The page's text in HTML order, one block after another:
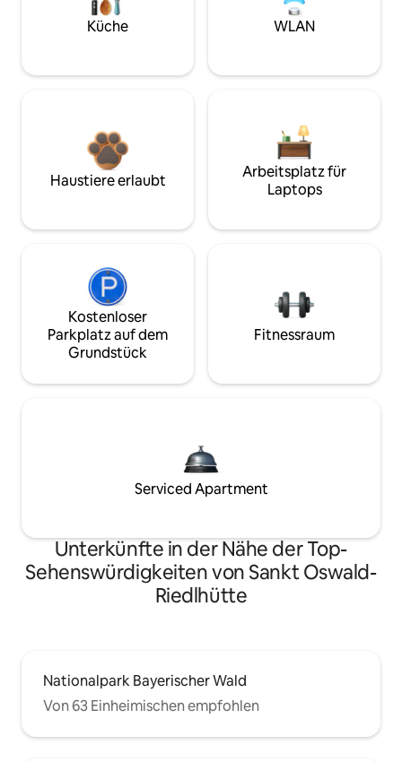
Küche WLAN
Haustiere erlaubt
Arbeitsplatz für
Laptops
Kostenloser
Parkplatz auf dem
Grundstück
Fitnessraum
Serviced Apartment
Unterkünfte in der Nähe der Top-
Sehenswürdigkeiten von Sankt Oswald-
Riedlhütte
Nationalpark Bayerischer Wald
Von 63 Einheimischen empfohlen